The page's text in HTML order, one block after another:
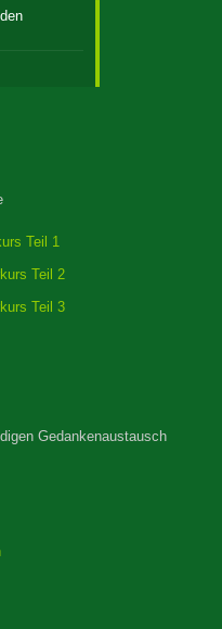
Teil 1
Teil 2
Teil 3
Gedankenaustausch